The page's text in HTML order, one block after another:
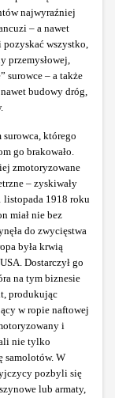
najwyraźniej
– a nawet
wszystko,
przemysłowej,
surowce – a także
budowy dróg,
którego
go brakowało.
zmotoryzowane
– zyskiwały
listopada 1918 roku
miał nie bez
do zwycięstwa
była krwią
Dostarczył go
na tym biznesie
produkując
w ropie naftowej
i
nie tylko
samolotów. W
pozbyli się
lub armaty,